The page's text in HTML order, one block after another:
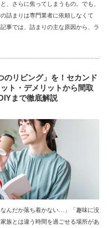
、さらに焦ってしまうもの。でも、
詰まりは専門業者に依頼しなくて
事では、詰まりの主な原因から、ラ
のリビング」を！セカンド
ト・デメリットから間取
まで徹底解説
なんだか落ち着かない…」「趣味に没
族とは違う時間を過ごせる場所があ